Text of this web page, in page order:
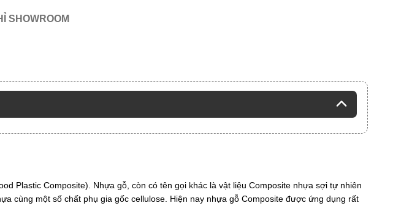
SHOWROOM
Plastic Composite). Nhựa gỗ, còn có tên gọi khác là vật liệu Composite nhựa sợi tự nhiên
cùng một số chất phụ gia gốc cellulose. Hiện nay nhựa gỗ Composite được ứng dụng rất